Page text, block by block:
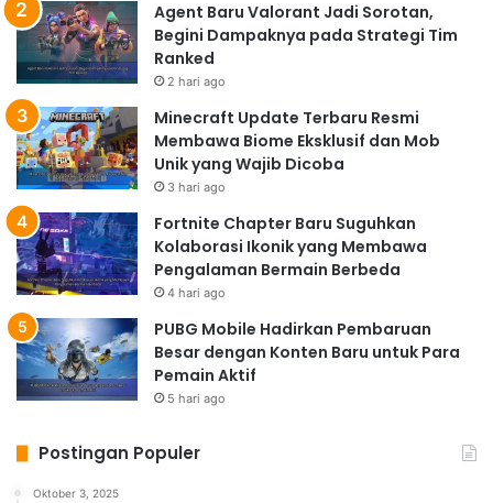
Agent Baru Valorant Jadi Sorotan,
Begini Dampaknya pada Strategi Tim
Ranked
2 hari ago
Minecraft Update Terbaru Resmi
Membawa Biome Eksklusif dan Mob
Unik yang Wajib Dicoba
3 hari ago
Fortnite Chapter Baru Suguhkan
Kolaborasi Ikonik yang Membawa
Pengalaman Bermain Berbeda
4 hari ago
PUBG Mobile Hadirkan Pembaruan
Besar dengan Konten Baru untuk Para
Pemain Aktif
5 hari ago
Postingan Populer
Oktober 3, 2025